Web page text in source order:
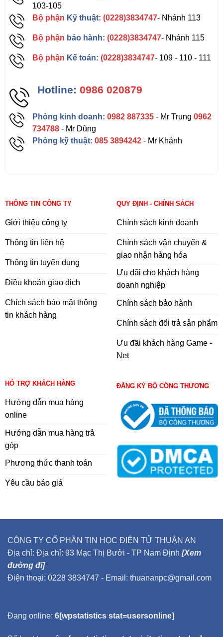
103-105
Bộ phận Kỹ thuật: (0228)3834747- Nhánh 113
Bộ phận bảo hành: (0228)3834747- Nhánh 115
Bộ phận Kế toán: (0228)3834747- 109 - 110 - 111
Hotline: 0986 020879
Phòng kinh doanh: 0982 887335 - Mr Trung0962
734788 - Mr Dũng
Phòng kỹ thuật:085 3894242 - Mr Khánh
THÔNG TIN CÔNG TY
Giới thiệu công ty
Thông tin liên hệ
Thông tin tuyển dụng
Điều khoản giao dịch
Chích sách bảo mật thông
tin khách hàng
QUY ĐỊNH - CHÍNH SÁCH
Chính sách kinh doanh
Chính sách vận chuyển &
giao nhận hàng hóa
Ưu đãi cho khách hàng
doanh nghiệp
Chính sách bảo hành
Chính sách đổi trả sản phẩm
Ưu đãi khách hàng Game -
Net
HỖ TRỢ KHÁCH HÀNG
Hướng dẫn mua hàng
online
Hướng dẫn mua hàng trả
góp
Phương thức thanh toán
Yêu cầu báo giá
ĐĂNG KÝ BỘ CÔNG THƯƠNG
CÔNG TY CỔ PHẦN TIN HỌC ĐIỆN TỬ THUẬN AN
Địa chỉ: Địa chỉ: 93 Mạc Thị Bưởi - TP Nam Định [Xem
đường đi]
Điện thoại: 0228 3834747 - Email: thuananpc@gmail.com
Đang online: 6[wpstatistics stat=usersonline]